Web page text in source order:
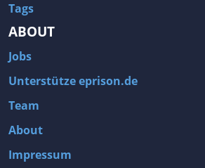
Tags
ABOUT
Jobs
Unterstütze eprison.de
Team
About
Impressum